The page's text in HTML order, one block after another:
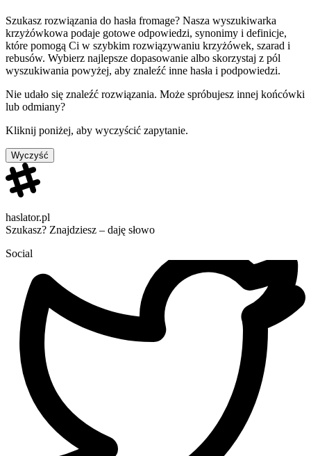
Szukasz rozwiązania do hasła fromage? Nasza wyszukiwarka
krzyżówkowa podaje gotowe odpowiedzi, synonimy i definicje,
które pomogą Ci w szybkim rozwiązywaniu krzyżówek, szarad i
rebusów. Wybierz najlepsze dopasowanie albo skorzystaj z pól
wyszukiwania powyżej, aby znaleźć inne hasła i podpowiedzi.
Nie udało się znaleźć rozwiązania. Może spróbujesz innej końcówki
lub odmiany?
Kliknij poniżej, aby wyczyścić zapytanie.
Wyczyść
haslator.pl
Szukasz? Znajdziesz – daję słowo
Social